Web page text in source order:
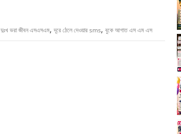
দুঃখ ভরা জীবন এসএসএম,দূরে ঠেলে দেওয়ার sms, বুকে আগাত এস এম এস